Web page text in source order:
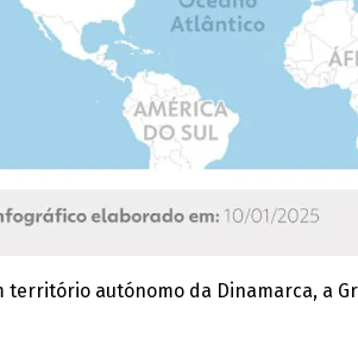
território autónomo da Dinamarca, a